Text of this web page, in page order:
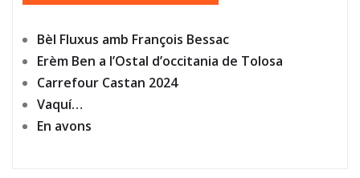
Bèl Fluxus amb François Bessac
Erèm Ben a l’Ostal d’occitania de Tolosa
Carrefour Castan 2024
Vaquí…
En avons